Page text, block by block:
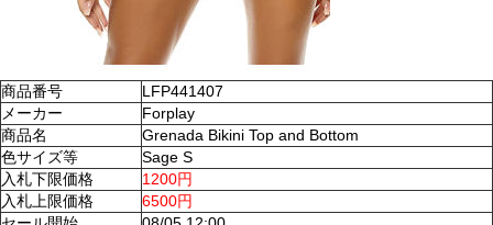
商品番号
LFP441407
メーカー
Forplay
商品名
Grenada Bikini Top and Bottom
色サイズ等
Sage S
入札下限価格
1200円
入札上限価格
6500円